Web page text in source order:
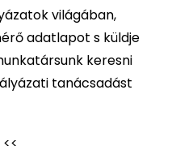
világában,
adatlapot s küldje
keresni
tanácsadást